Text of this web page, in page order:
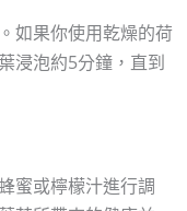
如果你使用乾燥的荷
浸泡約5分鐘，直到
蜜或檸檬汁進行調